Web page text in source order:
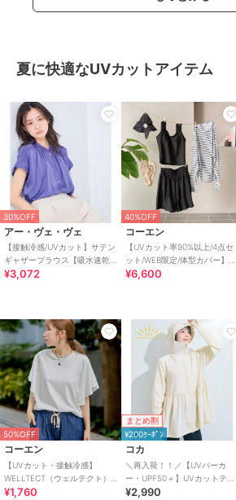
夏に快適なUVカットアイテム
30%OFF
アー・ヴェ・ヴェ
【接触冷感/UVカット】サテン
ギャザーブラウス【吸水速乾/
イージーケア】
¥3,072
40%OFF
コーエン
【UVカット率90%以上/4点セ
ット/WEB限定/体型カバー】シ
ュシュ付きアソートスイムウ
¥6,600
50%OFF
コーエン
【UVカット・接触冷感】
WELLTECT（ウェルテクト）
USAコットン フレアスリーブ
¥1,760
まとめ割
¥200ｸｰﾎﾟﾝ
コカ
＼再入荷！！／【UVパーカ
ー・UPF50＋】UVカットティ
アードパーカー 全4色
¥2,990